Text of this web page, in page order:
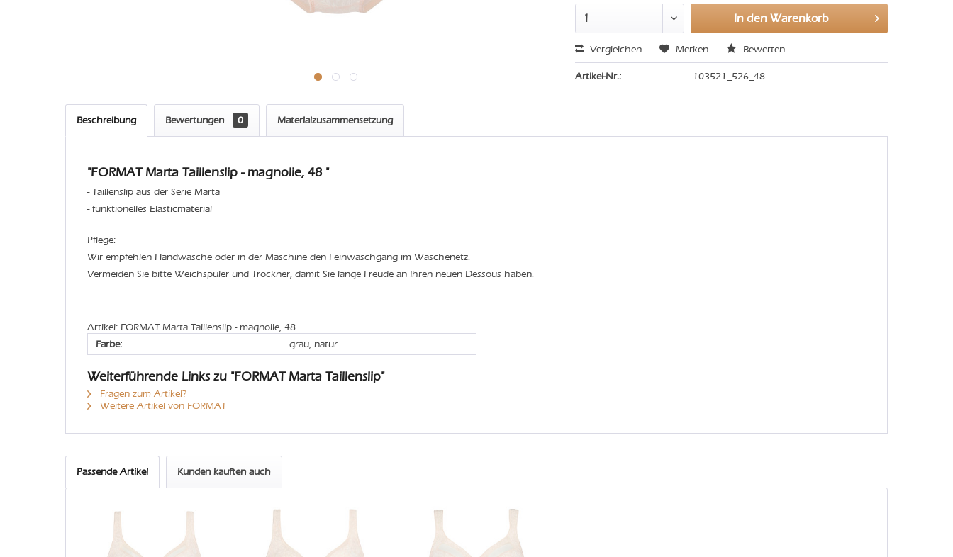
In den Warenkorb
Vergleichen Merken Bewerten
Artikel-Nr.: 103521_526_48
Beschreibung Bewertungen 0 Materialzusammensetzung
"FORMAT Marta Taillenslip - magnolie, 48 "
- Taillenslip aus der Serie Marta
- funktionelles Elasticmaterial
Pflege:
Wir empfehlen Handwäsche oder in der Maschine den Feinwaschgang im Wäschenetz.
Vermeiden Sie bitte Weichspüler und Trockner, damit Sie lange Freude an Ihren neuen Dessous haben.
Artikel: FORMAT Marta Taillenslip - magnolie, 48
Farbe:
grau, natur
Weiterführende Links zu "FORMAT Marta Taillenslip"
Fragen zum Artikel?
Weitere Artikel von FORMAT
Passende Artikel Kunden kauften auch